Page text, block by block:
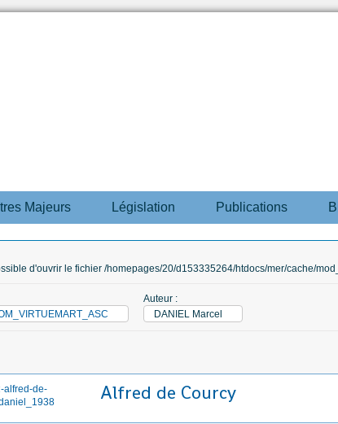
Majeurs Législation Publications
d'ouvrir le fichier /homepages/20/d153335264/htdocs/mer/cache/
Auteur :
DANIEL Marcel
Alfred de Courcy